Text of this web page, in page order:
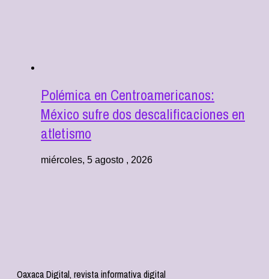
Polémica en Centroamericanos:
México sufre dos descalificaciones en
atletismo
miércoles, 5 agosto , 2026
Oaxaca Digital, revista informativa digital